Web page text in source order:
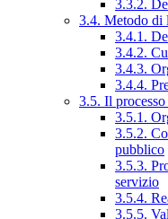
3.3.2.
3.4. Metodo di
3.4.1.
3.4.2.
3.4.3.
3.4.4.
3.5. Il
3.5.1.
3.5.2.
pubblico
3.5.3.
servizio
3.5.4.
3.5.5.